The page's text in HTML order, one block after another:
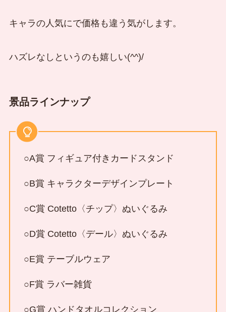
キャラの人気にで価格も違う気がします。
ハズレなしというのも嬉しい(^^)/
景品ラインナップ
○A賞 フィギュア付きカードスタンド
○B賞 キャラクターデザインプレート
○C賞 Cotetto〈チップ〉ぬいぐるみ
○D賞 Cotetto〈デール〉ぬいぐるみ
○E賞 テーブルウェア
○F賞 ラバー雑貨
○G賞 ハンドタオルコレクション